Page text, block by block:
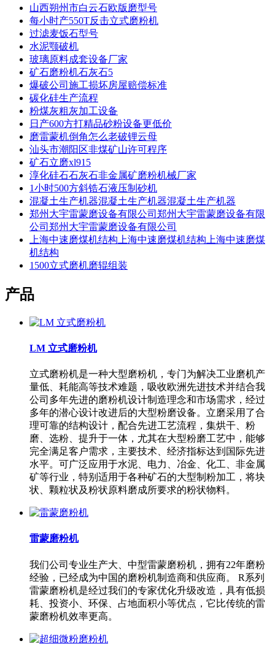
山西朔州市白云石欧版磨型号
每小时产550T反击立式磨粉机
过滤麦饭石型号
水泥颚破机
玻璃原料成套设备厂家
矿石磨粉机石灰石5
爆破公司施工损坏房屋赔偿标准
碳化硅生产流程
粉煤灰粗灰加工设备
日产600方打精品砂粉设备更低价
磨雷蒙机倒角怎么老破锂云母
汕头市潮阳区非煤矿山许可程序
矿石立磨xl915
淳化硅石石灰石非金属矿磨粉机械厂家
1小时500方斜锆石液压制砂机
混凝土生产机器混凝土生产机器混凝土生产机器
郑州大宇雷蒙磨设备有限公司郑州大宇雷蒙磨设备有限
公司郑州大宇雷蒙磨设备有限公司
上海中速磨煤机结构上海中速磨煤机结构上海中速磨煤
机结构
1500立式磨机磨辊组装
产品
LM 立式磨粉机
立式磨粉机是一种大型磨粉机，专门为解决工业磨机产
量低、耗能高等技术难题，吸收欧洲先进技术并结合我
公司多年先进的磨粉机设计制造理念和市场需求，经过
多年的潜心设计改进后的大型粉磨设备。立磨采用了合
理可靠的结构设计，配合先进工艺流程，集烘干、粉
磨、选粉、提升于一体，尤其在大型粉磨工艺中，能够
完全满足客户需求，主要技术、经济指标达到国际先进
水平。可广泛应用于水泥、电力、冶金、化工、非金属
矿等行业，特别适用于各种矿石的大型制粉加工，将块
状、颗粒状及粉状原料磨成所要求的粉状物料。
雷蒙磨粉机
我们公司专业生产大、中型雷蒙磨粉机，拥有22年磨粉
经验，已经成为中国的磨粉机制造商和供应商。 R系列
雷蒙磨粉机是经过我们的专家优化升级改造，具有低损
耗、投资小、环保、占地面积小等优点，它比传统的雷
蒙磨粉机效率更高。